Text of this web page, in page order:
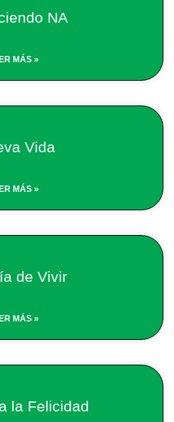
NA
MÁS »
Vida
MÁS »
de Vivir
MÁS »
la Felicidad